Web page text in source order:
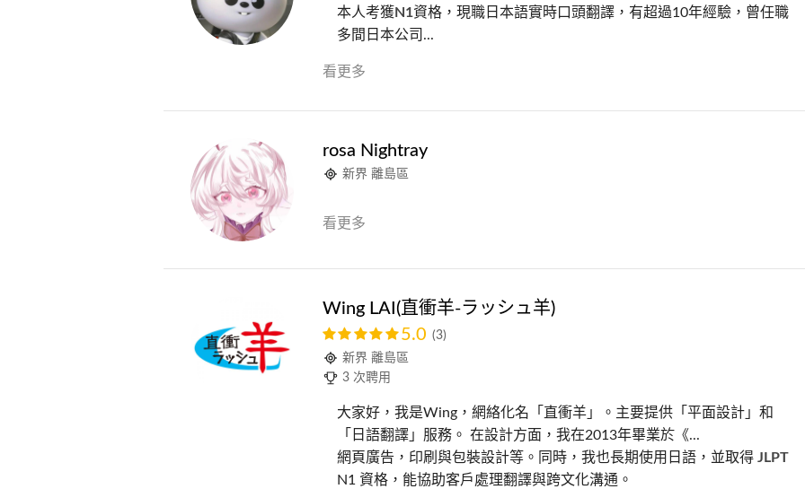
本人考獲 N1資格，現職日本語實時口頭翻譯，有超過10年經驗，曾任職
多間日本公司...
看更多
rosa Nightray
新界 離島區
看更多
Wing LAI(直衝羊-ラッシュ羊)
5.0 (3)
新界 離島區
3 次聘用
大家好，我是Wing，網絡化名「直衝羊」。主要提供「平面設計」和
「日語翻譯」服務。 在設計方面，我在2013年畢業於《...
網頁廣告，印刷與包裝設計等。同時，我也長期使用日語，並取得 JLPT
N1 資格，能協助客戶處理翻譯與跨文化溝通。